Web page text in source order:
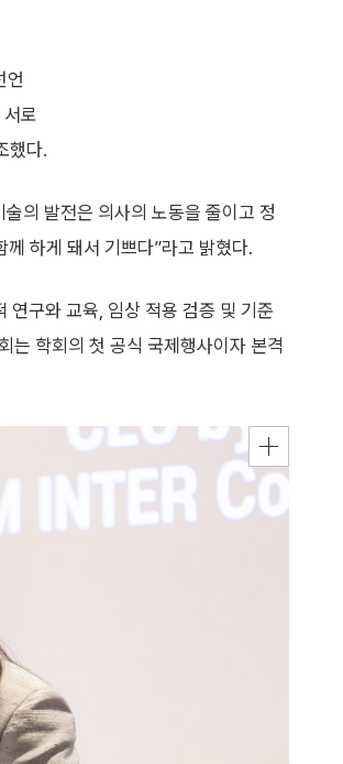
언
로
했다.
의 발전은 의사의 노동을 줄이고 정
하게 돼서 기쁘다”라고 밝혔다.
연구와 교육, 임상 적용 검증 및 기준
는 학회의 첫 공식 국제행사이자 본격